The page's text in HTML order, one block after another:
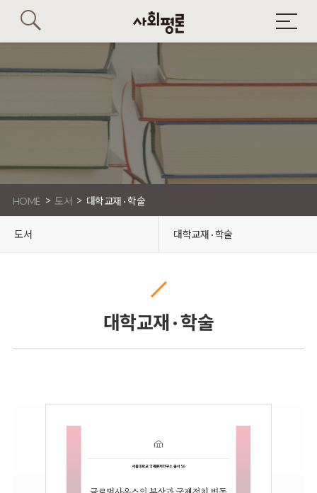
HOME > 도서 > 대학교재 · 학술
도서 대학교재 · 학술
대학교재 · 학술